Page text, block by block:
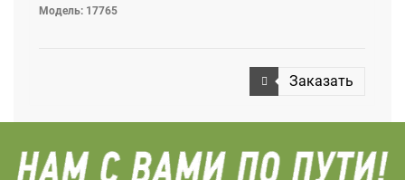
Модель: 17765
Заказать